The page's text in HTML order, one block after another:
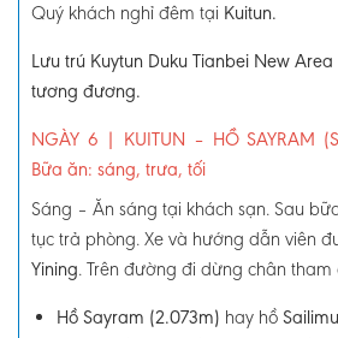
Quý khách nghỉ đêm tại Kuitun.
Lưu trú Kuytun Duku Tianbei New
tương đương.
NGÀY 6 | KUITUN – HỒ SAYRAM
Bữa ăn: sáng, trưa, tối
Sáng – Ăn sáng tại khách sạn. Sau
tục trả phòng. Xe và hướng dẫn viên
Yining. Trên đường đi dừng chân tham
Hồ Sayram (2.073m) hay hồ Sailimu